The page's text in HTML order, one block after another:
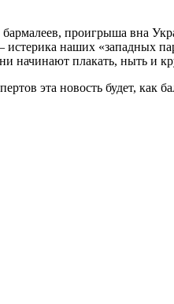
проигрыша вна
наших «западных
начинают плакать, ныть и
эта новость будет, как